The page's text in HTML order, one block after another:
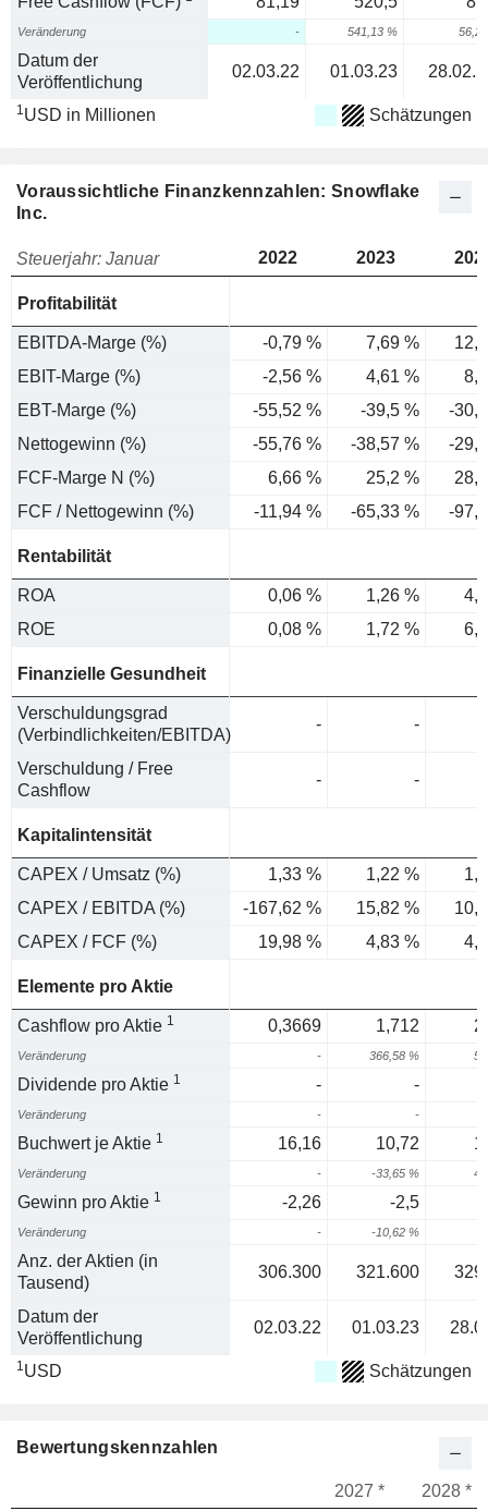
Veränderung - 541,13 % 56,2
Datum der
Veröffentlichung
02.03.22 01.03.23
1USD in Millionen Schätzungen
Voraussichtliche Finanzkennzahlen: Snowflake
Inc.
Steuerjahr: Januar 2022 2023
Profitabilität
EBITDA-Marge (%) -0,79 % 7,69 %
EBIT-Marge (%)
-2,56 % 4,61 %
EBT-Marge (%)
-55,52 % -39,5 %
-
Nettogewinn (%)
-55,76 % -38,57 %
-
FCF-Marge N (%)
6,66 % 25,2 %
FCF / Nettogewinn (%)
-11,94 % -65,33 % -
Rentabilität
ROA 0,06 % 1,26 %
ROE
0,08 % 1,72 %
Finanzielle Gesundheit
Verschuldungsgrad
(Verbindlichkeiten/EBITDA)
- -
Verschuldung / Free
Cashflow
- -
Kapitalintensität
CAPEX / Umsatz (%) 1,33 % 1,22 %
CAPEX / EBITDA (%)
-167,62 % 15,82 %
CAPEX / FCF (%)
19,98 % 4,83 %
Elemente pro Aktie
Cashflow pro Aktie 1 0,3669 1,712
Veränderung - 366,58 %
Dividende pro Aktie 1 - -
Veränderung - -
Buchwert je Aktie 1 16,16 10,72
Veränderung - -33,65 %
Gewinn pro Aktie 1 -2,26 -2,5
Veränderung - -10,62 %
Anz. der Aktien (in
Tausend)
306.300 321.600
Datum der
Veröffentlichung
02.03.22 01.03.23
1USD Schätzungen
Bewertungskennzahlen
2027 * 2028 *